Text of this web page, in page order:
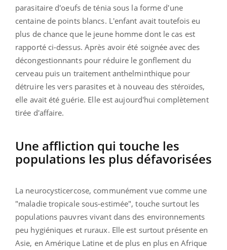
parasitaire d'oeufs de ténia sous la forme d'une
centaine de points blancs. L'enfant avait toutefois eu
plus de chance que le jeune homme dont le cas est
rapporté ci-dessus. Après avoir été soignée avec des
décongestionnants pour réduire le gonflement du
cerveau puis un traitement anthelminthique pour
détruire les vers parasites et à nouveau des stéroïdes,
elle avait été guérie. Elle est aujourd'hui complètement
tirée d'affaire.
Une affliction qui touche les
populations les plus défavorisées
La neurocysticercose, communément vue comme une
"maladie tropicale sous-estimée", touche surtout les
populations pauvres vivant dans des environnements
peu hygiéniques et ruraux. Elle est surtout présente en
Asie, en Amérique Latine et de plus en plus en Afrique